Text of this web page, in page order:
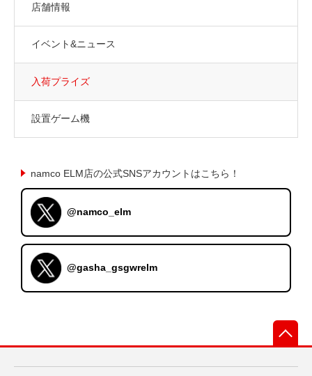
店舗情報
イベント&ニュース
入荷プライズ
設置ゲーム機
namco ELM店の公式SNSアカウントはこちら！
@namco_elm
@gasha_gsgwrelm